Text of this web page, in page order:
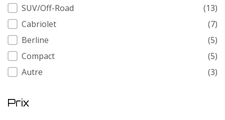
SUV/Off-Road
(13)
Cabriolet
(7)
Berline
(5)
Compact
(5)
Autre
(3)
Prix